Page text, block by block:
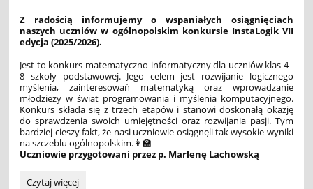
Z radością informujemy o wspaniałych osiągnięciach
naszych uczniów w ogólnopolskim konkursie InstaLogik VII
edycja (2025/2026).
Jest to konkurs matematyczno-informatyczny dla uczniów klas 4–
8 szkoły podstawowej. Jego celem jest rozwijanie logicznego
myślenia, zainteresowań matematyką oraz wprowadzanie
młodzieży w świat programowania i myślenia komputacyjnego.
Konkurs składa się z trzech etapów i stanowi doskonałą okazję
do sprawdzenia swoich umiejętności oraz rozwijania pasji. Tym
bardziej cieszy fakt, że nasi uczniowie osiągnęli tak wysokie wyniki
na szczeblu ogólnopolskim.👩‍🏫
Uczniowie przygotowani przez p. Marlenę Lachowską
Sukcesy
Czytaj więcej